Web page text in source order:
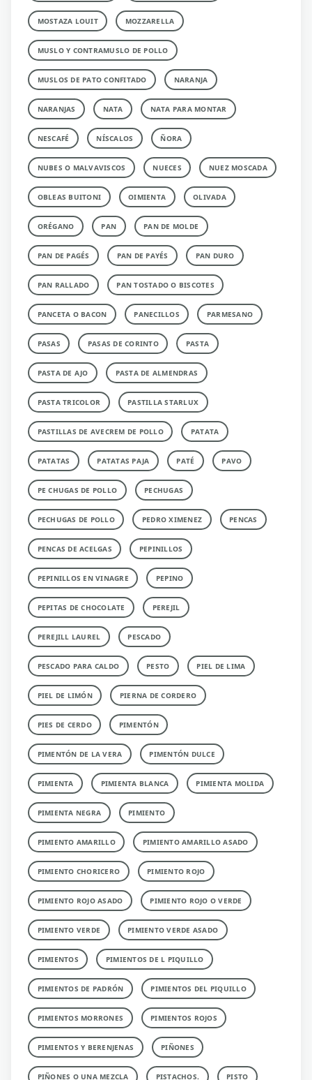
MOSTAZA LOUIT MOZZARELLA
MUSLO Y CONTRAMUSLO DE POLLO
MUSLOS DE PATO CONFITADO NARANJA
NARANJAS NATA NATA PARA MONTAR
NESCAFÉ NÍSCALOS ÑORA
NUBES O MALVAVISCOS NUECES NUEZ MOSCADA
OBLEAS BUITONI OIMIENTA OLIVADA
ORÉGANO PAN PAN DE MOLDE
PAN DE PAGÉS PAN DE PAYÉS PAN DURO
PAN RALLADO PAN TOSTADO O BISCOTES
PANCETA O BACON PANECILLOS PARMESANO
PASAS PASAS DE CORINTO PASTA
PASTA DE AJO PASTA DE ALMENDRAS
PASTA TRICOLOR PASTILLA STARLUX
PASTILLAS DE AVECREM DE POLLO PATATA
PATATAS PATATAS PAJA PATÉ PAVO
PE CHUGAS DE POLLO PECHUGAS
PECHUGAS DE POLLO PEDRO XIMENEZ PENCAS
PENCAS DE ACELGAS PEPINILLOS
PEPINILLOS EN VINAGRE PEPINO
PEPITAS DE CHOCOLATE PEREJIL
PEREJILL LAUREL PESCADO
PESCADO PARA CALDO PESTO PIEL DE LIMA
PIEL DE LIMÓN PIERNA DE CORDERO
PIES DE CERDO PIMENTÓN
PIMENTÓN DE LA VERA PIMENTÓN DULCE
PIMIENTA PIMIENTA BLANCA PIMIENTA MOLIDA
PIMIENTA NEGRA PIMIENTO
PIMIENTO AMARILLO PIMIENTO AMARILLO ASADO
PIMIENTO CHORICERO PIMIENTO ROJO
PIMIENTO ROJO ASADO PIMIENTO ROJO O VERDE
PIMIENTO VERDE PIMIENTO VERDE ASADO
PIMIENTOS PIMIENTOS DE L PIQUILLO
PIMIENTOS DE PADRÓN PIMIENTOS DEL PIQUILLO
PIMIENTOS MORRONES PIMIENTOS ROJOS
PIMIENTOS Y BERENJENAS PIÑONES
PIÑONES O UNA MEZCLA PISTACHOS. PISTO